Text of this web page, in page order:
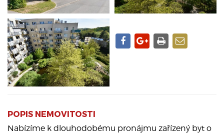
POPIS NEMOVITOSTI
Nabízíme k dlouhodobému pronájmu zařízený byt o